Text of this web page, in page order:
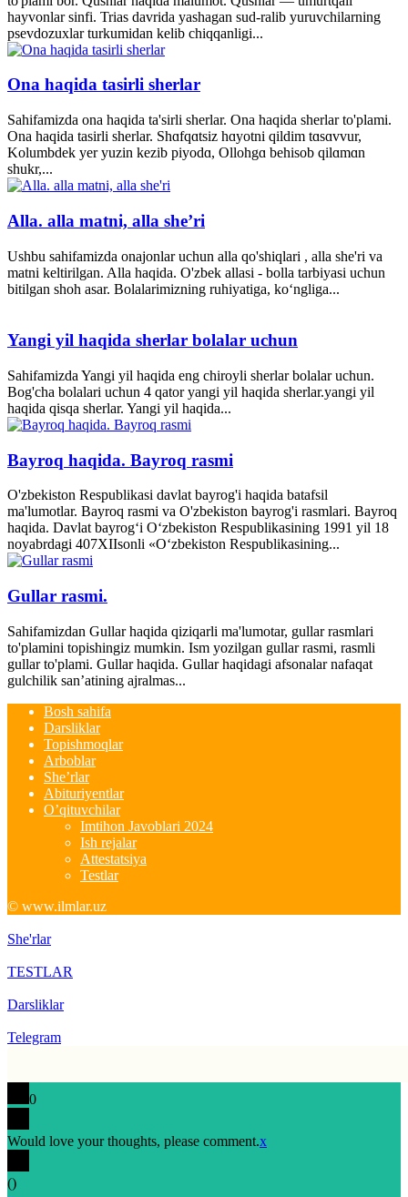
hayvonlar sinfi. Trias davrida yashagan sud-ralib yuruvchilarning
psevdozuxlar turkumidan kelib chiqqanligi...
Ona haqida tasirli sherlar
Sahifamizda ona haqida ta'sirli sherlar. Ona haqida sherlar to'plami.
Ona haqida tasirli sherlar. Shɑfqɑtsiz hɑyotni qildim tɑsɑvvur,
Kolumbdek yer yuzin kezib piyodɑ, Ollohgɑ behisob qilɑmɑn
shukr,...
Alla. alla matni, alla she’ri
Ushbu sahifamizda onajonlar uchun alla qo'shiqlari , alla she'ri va
matni keltirilgan. Alla haqida. O'zbek allasi - bolla tarbiyasi uchun
bitilgan shoh asar. Bolalarimizning ruhiyatiga, ko‘ngliga...
Yangi yil haqida sherlar bolalar uchun
Sahifamizda Yangi yil haqida eng chiroyli sherlar bolalar uchun.
Bog'cha bolalari uchun 4 qator yangi yil haqida sherlar.yangi yil
haqida qisqa sherlar. Yangi yil haqida...
Bayroq haqida. Bayroq rasmi
O'zbekiston Respublikasi davlat bayrog'i haqida batafsil
ma'lumotlar. Bayroq rasmi va O'zbekiston bayrog'i rasmlari. Bayroq
haqida. Davlat bayrog‘i O‘zbekiston Respublikasining 1991 yil 18
noyabrdagi 407­XII­sonli «O‘zbekiston Respublikasining...
Gullar rasmi.
Sahifamizdan Gullar haqida qiziqarli ma'lumotar, gullar rasmlari
to'plamini topishingiz mumkin. Ism yozilgan gullar rasmi, rasmli
gullar to'plami. Gullar haqida. Gullar haqidagi afsonalar nafaqat
gulchilik san’atining ajralmas...
Bosh sahifa
Darsliklar
Topishmoqlar
Arboblar
She’rlar
Abituriyentlar
O’qituvchilar
Imtihon Javoblari 2024
Ish rejalar
Attestatsiya
Testlar
© www.ilmlar.uz
She'rlar
TESTLAR
Darsliklar
Telegram
0
Would love your thoughts, please comment.x
()